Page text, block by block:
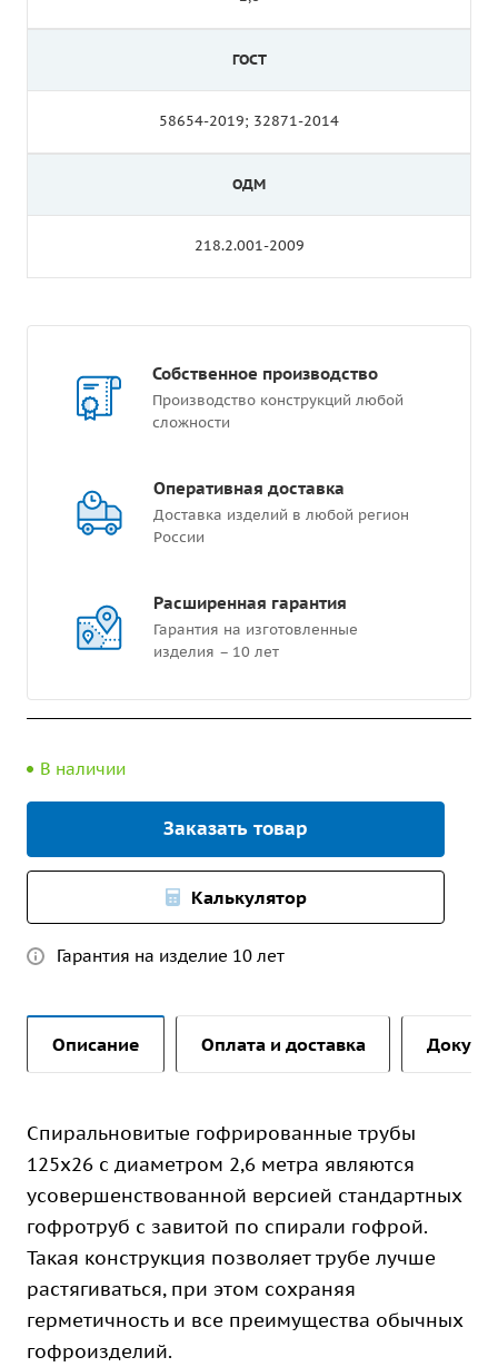
ГОСТ
58654-2019; 32871-2014
ОДМ
218.2.001-2009
Собственное производство
Производство конструкций любой
сложности
Оперативная доставка
Доставка изделий в любой регион
России
Расширенная гарантия
Гарантия на изготовленные
изделия – 10 лет
В наличии
Заказать товар
Калькулятор
Гарантия на изделие 10 лет
Описание Оплата и доставка
Спиральновитые гофрированные трубы
125х26 с диаметром 2,6 метра являются
усовершенствованной версией стандартных
гофротруб с завитой по спирали гофрой.
Такая конструкция позволяет трубе лучше
растягиваться, при этом сохраняя
герметичность и все преимущества обычных
гофроизделий.